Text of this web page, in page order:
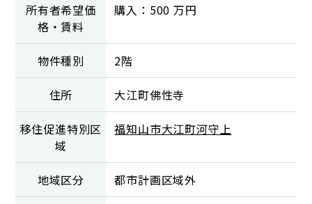
所有者希望価
格・賃料
購入：500 万円
物件種別 2階
住所 大江町佛性寺
移住促進特別区
域
福知山市大江町河守上
地域区分 都市計画区域外